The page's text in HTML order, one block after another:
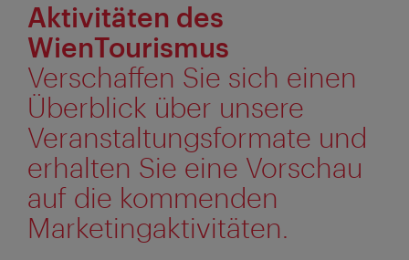
Aktivitäten des
WienTourismus
Verschaffen Sie sich einen
Überblick über unsere
Veranstaltungsformate und
erhalten Sie eine Vorschau
auf die kommenden
Marketingaktivitäten.